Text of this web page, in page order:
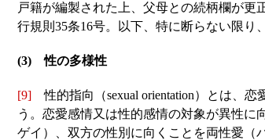
戸籍が編製された上、父母との続柄欄が更
行規則35条16号。以下、特に断らない限り
(3) 性の多様性
[9] 性的指向（sexual orientation）とは、
う。恋愛感情又は性的感情の対象が異性に
ゲイ）、双方の性別に向くことを両性愛（